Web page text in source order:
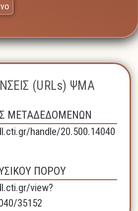
(URLs) ΨΜΑ
ΜΕΤΑΔΕΔΟΜΕΝΩΝ
handle/20.500.14040
ΠΟΡΟΥ
view?
35152